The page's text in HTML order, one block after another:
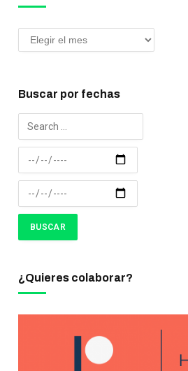
Buscar por fechas
¿Quieres colaborar?